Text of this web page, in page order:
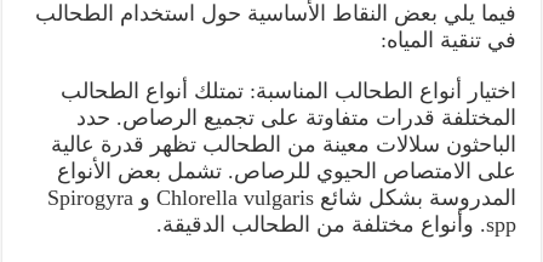
فيما يلي بعض النقاط الأساسية حول استخدام الطحالب
في تنقية المياه:
اختيار أنواع الطحالب المناسبة: تمتلك أنواع الطحالب
المختلفة قدرات متفاوتة على تجميع الرصاص. حدد
الباحثون سلالات معينة من الطحالب تظهر قدرة عالية
على الامتصاص الحيوي للرصاص. تشمل بعض الأنواع
المدروسة بشكل شائع Chlorella vulgaris و Spirogyra
spp. وأنواع مختلفة من الطحالب الدقيقة.